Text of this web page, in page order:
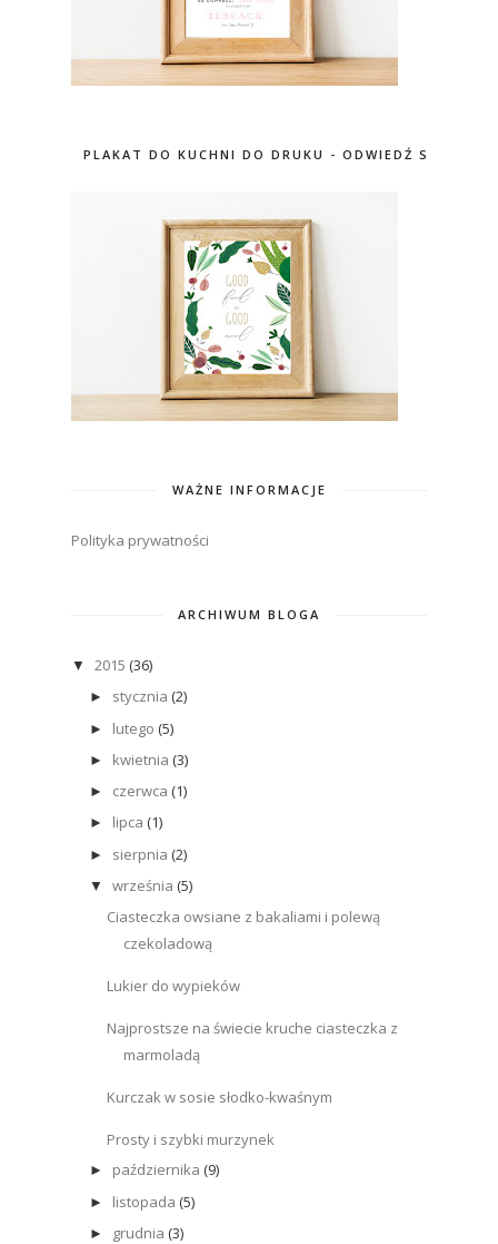
PLAKAT DO KUCHNI DO DRUKU - ODWIEDŹ SKLEP
WAŻNE INFORMACJE
Polityka prywatności
ARCHIWUM BLOGA
▼ 2015 (36)
► stycznia (2)
► lutego (5)
► kwietnia (3)
► czerwca (1)
► lipca (1)
► sierpnia (2)
▼ września (5)
Ciasteczka owsiane z bakaliami i polewą
czekoladową
Lukier do wypieków
Najprostsze na świecie kruche ciasteczka z
marmoladą
Kurczak w sosie słodko-kwaśnym
Prosty i szybki murzynek
► października (9)
► listopada (5)
► grudnia (3)